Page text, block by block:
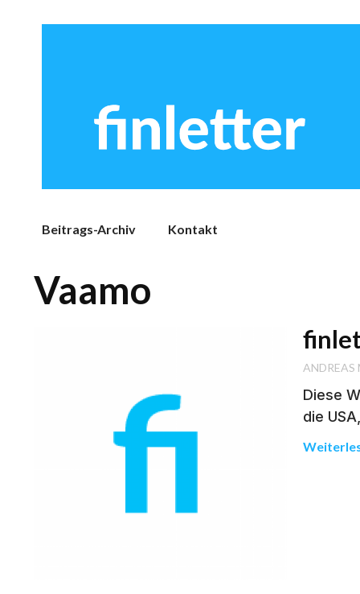
Beitrags-Archiv Kontakt
Vaamo
ANDREAS
Diese
die